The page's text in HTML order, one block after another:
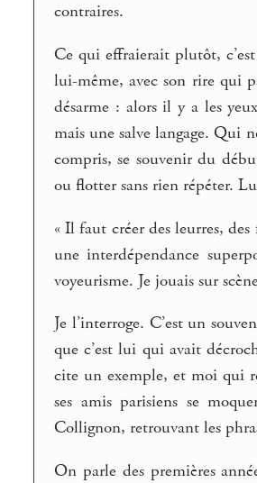
contraires.
Ce qui effraierait plutôt,
lui-même, avec son rire qui
désarme : alors il y a les
mais une salve langage. Qui
compris, se souvenir du
ou flotter sans rien répéter.
« Il faut créer des leurres,
une interdépendance
voyeurisme. Je jouais sur
Je l’interroge. C’est un
que c’est lui qui avait
cite un exemple, et moi qui
ses amis parisiens se
Collignon, retrouvant les
On parle des premières